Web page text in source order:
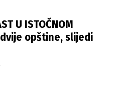
U ISTOČNOM
dvije opštine, slijedi